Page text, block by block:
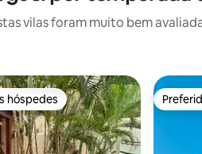
vilas foram muito bem
preferidos dos hóspedes
hóspedes